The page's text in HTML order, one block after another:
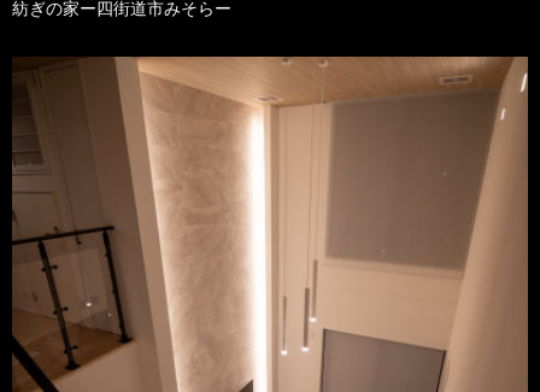
紡ぎの家ー四街道市みそらー